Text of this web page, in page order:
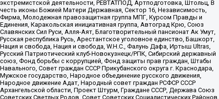
экстремистской деятельности, РЕВТАТПОД, Артподготовка, Штольц, В
честь иконы Божией Матери Державная, Сектор 16, Независимость,
Фирма, Молодежная правозащитная группа МПГ, Курсом Правды и
Единения, Каракольская инициативная группа, Автоград Крю, Союз
Славянских Сил Руси, Алля-Аят, Благотворительный пансионат Ак Умут,
Русская республика Русь, Арестантское уголовное единство, Башкорт,
Нация и свобода, Нация и свобода, W.H.С., Фалунь Дафа, Иртыш Ultras,
Русский Патриотический клуб-Новокузнецк/РПК, Сибирский державный
союз, Фонд борьбы с коррупцией, Фонд защиты прав граждан, Штабы
Навального, Совет граждан СССР Прикубанского округа г. Краснодара,
Мужское государство, Народное объединение русского движения,
Народное движение Адат, Народный совет граждан РСФСР СССР
Архангельской области, Проект Штурм, Граждане СССР, Держава Союз
Советских Светлых Родов, Совет Советских Социалистических Районов,